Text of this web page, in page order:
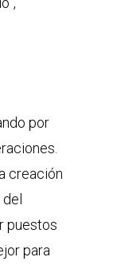
por
creación
puestos
para